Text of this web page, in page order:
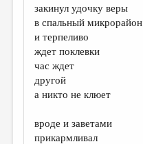
ПРАВИЛА САЙТА
ОТДЕЛЫ И РУБРИКИ
ИЗБРАННОЕ
ДАЙДЖЕСТ
ПЕРЕВОДЫ
закинул удочку веры
в спальный микрорайон
и терпеливо
ждет поклевки
час ждет
другой
а никто не клюет
вроде и заветами
прикармливал